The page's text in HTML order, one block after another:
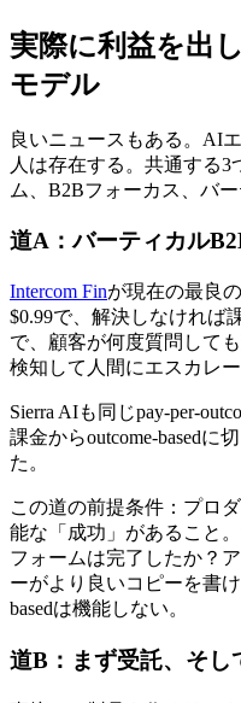
実際に利益を出
モデル
良いニュースもある。AI
人は存在する。共通する
ム、B2Bフォーカス、バー
道A：バーティカル
Intercom Finが現在の最良
$0.99で、解決しなければ
で、顧客が何度質問して
検知して人間にエスカレ
Sierra AIも同じpay-per-
課金からoutcome-basedに
た。
この道の前提条件：プロ
能な「成功」があること
フォームは完了したか？
ーがより良いコピーを書
basedは機能しない。
道B：まず受託、そし